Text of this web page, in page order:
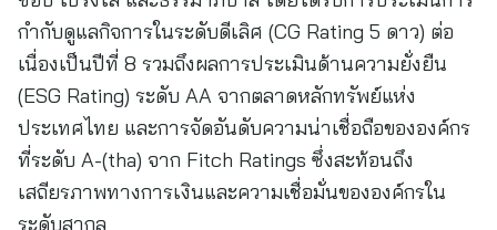
กำกับดูแลกิจการในระดับดีเลิศ (CG Rating 5 ดาว) ต่อ
เนื่องเป็นปีที่ 8 รวมถึงผลการประเมินด้านความยั่งยืน
(ESG Rating) ระดับ AA จากตลาดหลักทรัพย์แห่ง
ประเทศไทย และการจัดอันดับความน่าเชื่อถือขององค์กร
ที่ระดับ A-(tha) จาก Fitch Ratings ซึ่งสะท้อนถึง
เสถียรภาพทางการเงินและความเชื่อมั่นขององค์กรใน
ระดับสากล